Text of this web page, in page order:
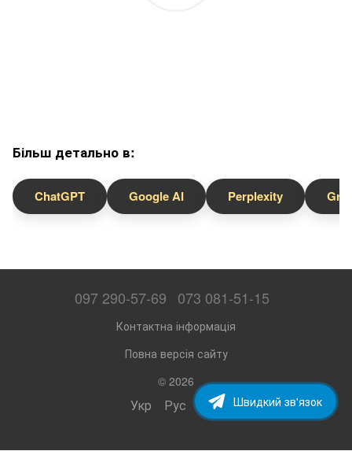
Більш детально в:
ChatGPT Google AI Perplexity
097 290-57-69 073 081-51-15
Контактна інформація
Повна версія сайту
© 2026
Укр Рус Eng Швидкий зв'язок